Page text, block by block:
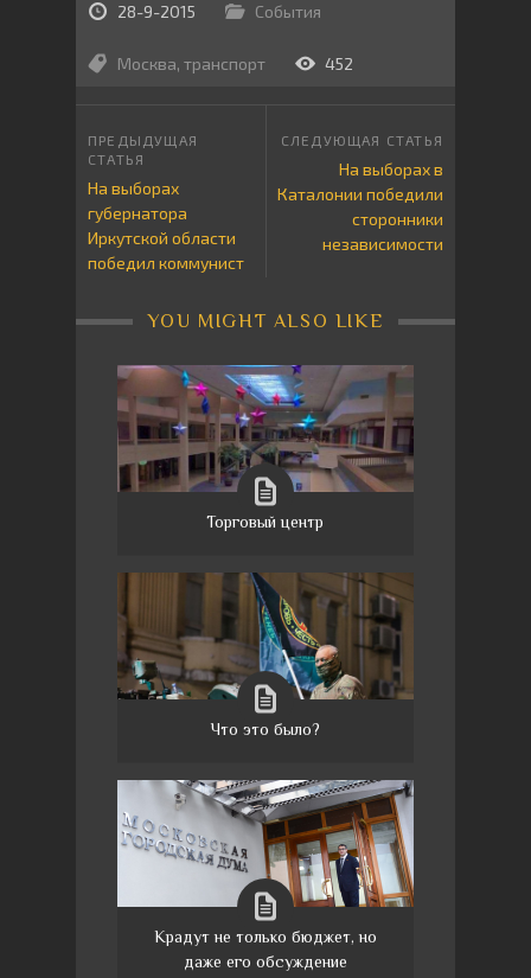
28-9-2015 События
Москва, транспорт 452
На выборах
губернатора
Иркутской области
победил коммунист
На выборах в
Каталонии победили
сторонники
независимости
YOU MIGHT ALSO LIKE
Торговый центр
Что это было?
Крадут не только бюджет, но
даже его обсуждение